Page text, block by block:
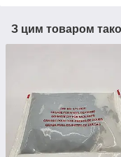
З цим товаром